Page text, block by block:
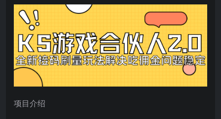
项目介绍